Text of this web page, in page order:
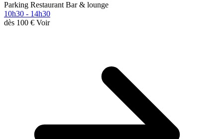
Parking RestaurantBar & lounge
10h30 - 14h30
dès 100 € Voir